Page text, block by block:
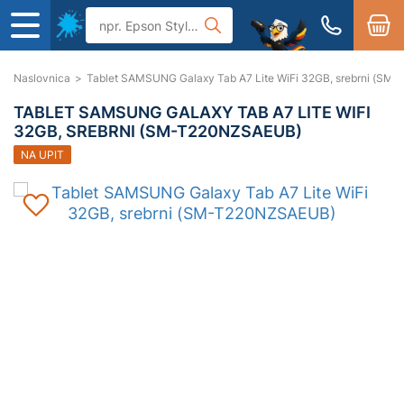
Naslovnica > Tablet SAMSUNG Galaxy Tab A7 Lite WiFi 32GB, srebrni (SM-
TABLET SAMSUNG GALAXY TAB A7 LITE WIFI
32GB, SREBRNI (SM-T220NZSAEUB)
NA UPIT